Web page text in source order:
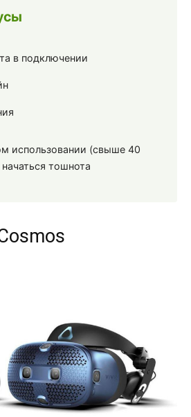
в подключении
использовании (свыше 40
тошнота